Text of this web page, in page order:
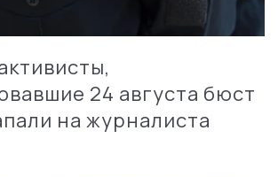
24 августа бюст
на журналиста